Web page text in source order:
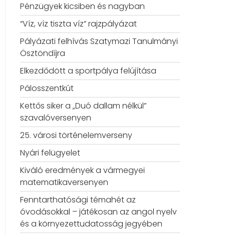
Pénzügyek kicsiben és nagyban
“Víz, víz tiszta víz” rajzpályázat
Pályázati felhívás Szatymazi Tanulmányi
Ösztöndíjra
Elkezdődött a sportpálya felújítása
Pálosszentkút
Kettős siker a „Duó dallam nélkül”
szavalóversenyen
25. városi történelemverseny
Nyári felügyelet
Kiváló eredmények a vármegyei
matematikaversenyen
Fenntarthatósági témahét az
óvodásokkal – játékosan az angol nyelv
és a környezettudatosság jegyében